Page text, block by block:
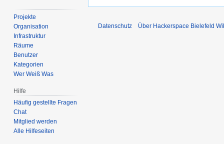
Projekte
Organisation
Infrastruktur
Räume
Benutzer
Kategorien
Wer Weiß Was
Hilfe
Häufig gestellte Fragen
Chat
Mitglied werden
Alle Hilfeseiten
Datenschutz Über Hackerspace Bielefeld